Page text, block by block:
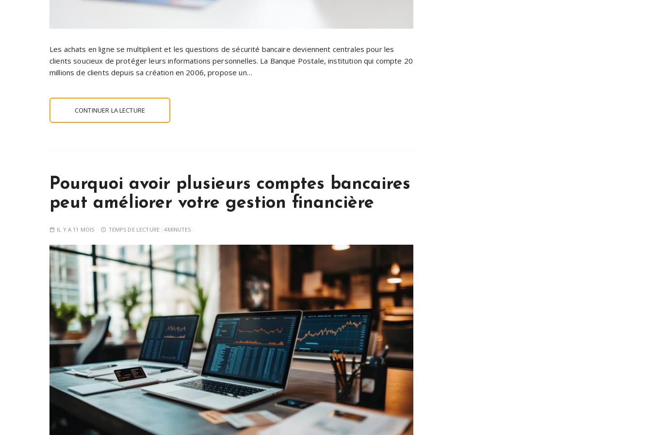
Les achats en ligne se multiplient et les questions de sécurité bancaire deviennent centrales pour les
clients soucieux de protéger leurs informations personnelles. La Banque Postale, institution qui compte 20
millions de clients depuis sa création en 2006, propose un…
CONTINUER LA LECTURE
Pourquoi avoir plusieurs comptes bancaires
peut améliorer votre gestion financière
IL Y A 11 MOIS TEMPS DE LECTURE :4MINUTES